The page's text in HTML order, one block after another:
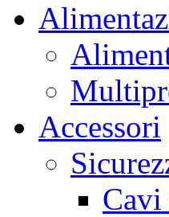
Accessori
Cavi